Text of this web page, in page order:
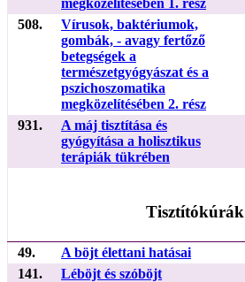
508.
Vírusok, baktériumok,
gombák, - avagy fertőző
betegségek a
természetgyógyászat és a
pszichoszomatika
megközelítésében 2. rész
931.
A máj tisztítása és
gyógyítása a holisztikus
terápiák tükrében
Tisztítókúrák
49. A böjt élettani hatásai
141.
Léböjt és szóböjt